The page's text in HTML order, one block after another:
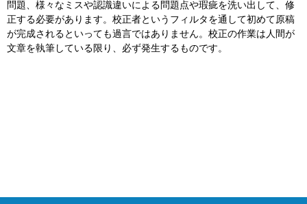
問題、様々なミスや認識違いによる問題点や瑕疵を洗い出して、修
正する必要があります。校正者というフィルタを通して初めて原稿
が完成されるといっても過言ではありません。校正の作業は人間が
文章を執筆している限り、必ず発生するものです。